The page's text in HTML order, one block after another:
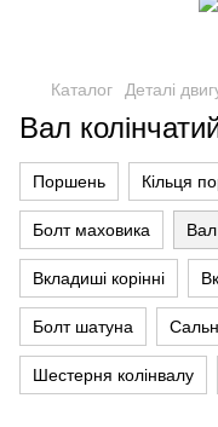
Каталог Деталі
Вал
Поршень Кільця
Болт маховика Вал
Вкладиші корінні
Болт шатуна
Шестерня колінвалу